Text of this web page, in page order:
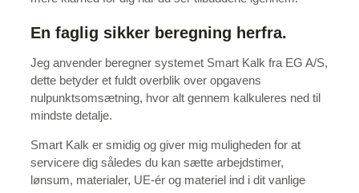
En faglig sikker beregning herfra.
Jeg anvender beregner systemet Smart Kalk fra EG A/S,
dette betyder et fuldt overblik over opgavens
nulpunktsomsætning, hvor alt gennem kalkuleres ned til
mindste detalje.
Smart Kalk er smidig og giver mig muligheden for at
servicere dig således du kan sætte arbejdstimer,
lønsum, materialer, UE-ér og materiel ind i dit vanlige